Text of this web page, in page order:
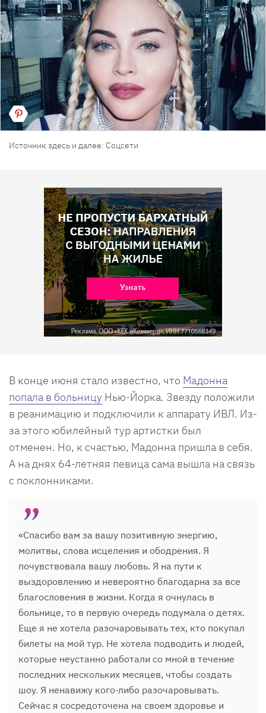
Источник здесь и далее: Соцсети
В конце июня стало известно, что Мадонна
попала в больницу Нью-Йорка. Звезду положили
в реанимацию и подключили к аппарату ИВЛ. Из-
за этого юбилейный тур артистки был
отменен. Но, к счастью, Мадонна пришла в себя.
А на днях 64-летняя певица сама вышла на связь
с поклонниками.
«Спасибо вам за вашу позитивную энергию,
молитвы, слова исцеления и ободрения. Я
почувствовала вашу любовь. Я на пути к
выздоровлению и невероятно благодарна за все
благословения в жизни. Когда я очнулась в
больнице, то в первую очередь подумала о детях.
Еще я не хотела разочаровывать тех, кто покупал
билеты на мой тур. Не хотела подводить и людей,
которые неустанно работали со мной в течение
последних нескольких месяцев, чтобы создать
шоу. Я ненавижу кого-либо разочаровывать.
Сейчас я сосредоточена на своем здоровье и